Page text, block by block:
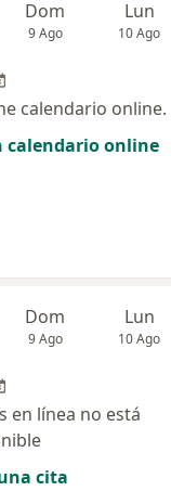
Dom
9 Ago
Lun
10 Ago
calendario online.
calendario online
Dom
9 Ago
Lun
10 Ago
en línea no está
cita